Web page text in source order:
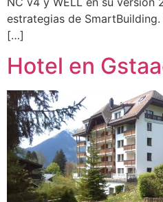
estrategias de
[…]
Hotel en